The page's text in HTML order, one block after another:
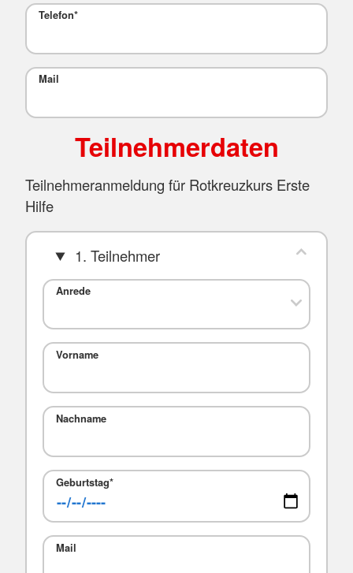
Telefon*
Mail
Teilnehmerdaten
Teilnehmeranmeldung für Rotkreuzkurs Erste
Hilfe
1. Teilnehmer
Anrede
Vorname
Nachname
Geburtstag*
Mail